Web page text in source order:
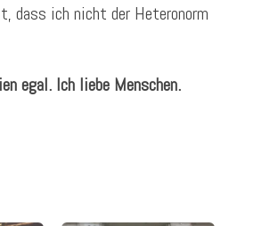
dass ich nicht der Heteronorm
egal. Ich liebe Menschen.